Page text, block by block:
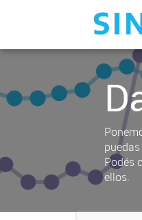
Podés
ellos.